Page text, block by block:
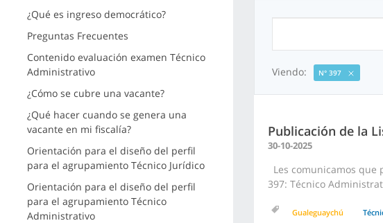
¿Qué es ingreso democrático?
Preguntas Frecuentes
Contenido evaluación examen Técnico
Administrativo
¿Cómo se cubre una vacante?
¿Qué hacer cuando se genera una
vacante en mi fiscalía?
Orientación para el diseño del perfil
para el agrupamiento Técnico Jurídico
Orientación para el diseño del perfil
para el agrupamiento Técnico
Administrativo
Viendo: N° 397
Publicación de la
30-10-2025
Les comunicamos que
397: Técnico
Gualeguaychú